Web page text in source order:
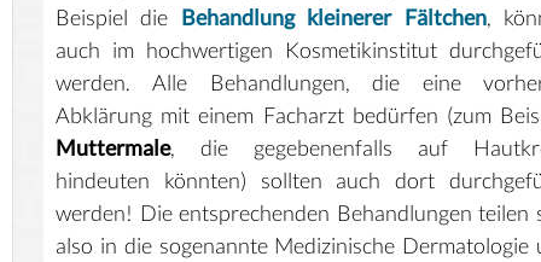
Beispiel die Behandlung kleinerer Fältchen,
auch im hochwertigen Kosmetikinstitut
werden. Alle Behandlungen, die eine
Abklärung mit einem Facharzt bedürfen (zum
Muttermale, die gegebenenfalls auf
hindeuten könnten) sollten auch dort
werden! Die entsprechenden Behandlungen teilen
also in die sogenannte Medizinische Dermatologie